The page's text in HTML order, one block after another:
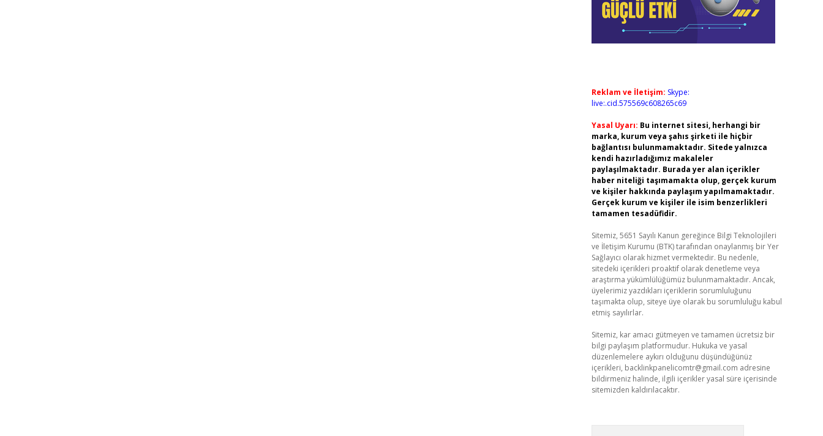
Reklam ve İletişim: Skype:
live:.cid.575569c608265c69
Yasal Uyarı: Bu internet sitesi, herhangi bir
marka, kurum veya şahıs şirketi ile hiçbir
bağlantısı bulunmamaktadır. Sitede yalnızca
kendi hazırladığımız makaleler
paylaşılmaktadır. Burada yer alan içerikler
haber niteliği taşımamakta olup, gerçek kurum
ve kişiler hakkında paylaşım yapılmamaktadır.
Gerçek kurum ve kişiler ile isim benzerlikleri
tamamen tesadüfidir.
Sitemiz, 5651 Sayılı Kanun gereğince Bilgi Teknolojileri
ve İletişim Kurumu (BTK) tarafından onaylanmış bir Yer
Sağlayıcı olarak hizmet vermektedir. Bu nedenle,
sitedeki içerikleri proaktif olarak denetleme veya
araştırma yükümlülüğümüz bulunmamaktadır. Ancak,
üyelerimiz yazdıkları içeriklerin sorumluluğunu
taşımakta olup, siteye üye olarak bu sorumluluğu kabul
etmiş sayılırlar.
Sitemiz, kar amacı gütmeyen ve tamamen ücretsiz bir
bilgi paylaşım platformudur. Hukuka ve yasal
düzenlemelere aykırı olduğunu düşündüğünüz
içerikleri, backlinkpanelicomtr@gmail.com adresine
bildirmeniz halinde, ilgili içerikler yasal süre içerisinde
sitemizden kaldırılacaktır.